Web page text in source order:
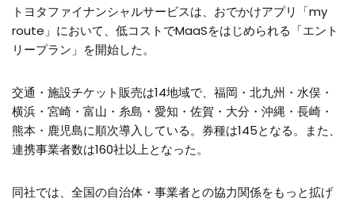
トヨタファイナンシャルサービスは、おでかけアプリ「my
route」において、低コストでMaaSをはじめられる「エント
リープラン」を開始した。
交通・施設チケット販売は14地域で、福岡・北九州・水俣・
横浜・宮崎・富山・糸島・愛知・佐賀・大分・沖縄・長崎・
熊本・鹿児島に順次導入している。券種は145となる。また、
連携事業者数は160社以上となった。
同社では、全国の自治体・事業者との協力関係をもっと拡げ